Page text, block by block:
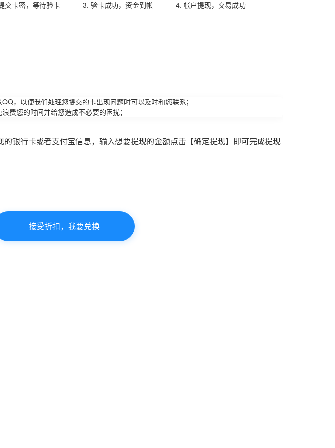
交卡密，等待验卡 3. 验卡成功，资金到帐 4. 帐户提现，交易成功
，以便我们处理您提交的卡出现问题时可以及时和您联系；
费您的时间并给您造成不必要的困扰；
银行卡或者支付宝信息，输入想要提现的金额点击【确定提现】即可完成提现
接受折扣，我要兑换